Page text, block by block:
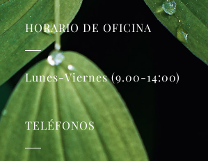
HORARIO DE OFICINA
Lunes-Viernes (9.00-14:00)
TELÉFONOS